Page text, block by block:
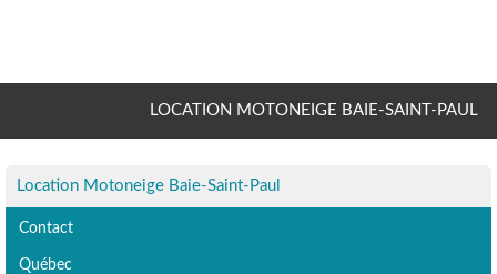
LOCATION MOTONEIGE BAIE-SAINT-PAUL
Location Motoneige Baie-Saint-Paul
Contact
Québec